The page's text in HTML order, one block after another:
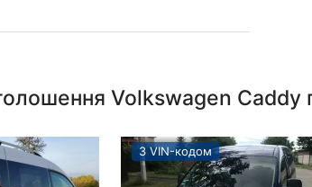
Volkswagen Caddy
З VIN-кодом